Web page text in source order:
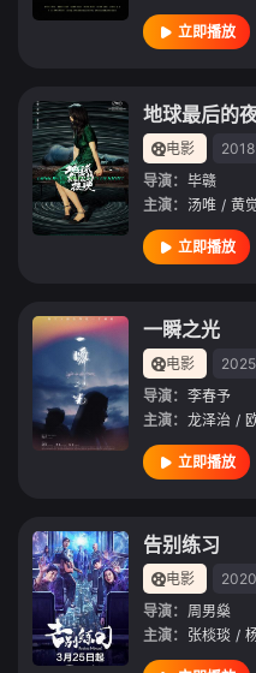
立即播放
地球最后的
电影 2018
导演： 毕赣
主演： 汤唯 / 黄
立即播放
一瞬之光
电影 2025
导演： 李春予
主演： 龙泽治 /
立即播放
告别练习
电影 2020
导演： 周男燊
主演： 张棪琰 /